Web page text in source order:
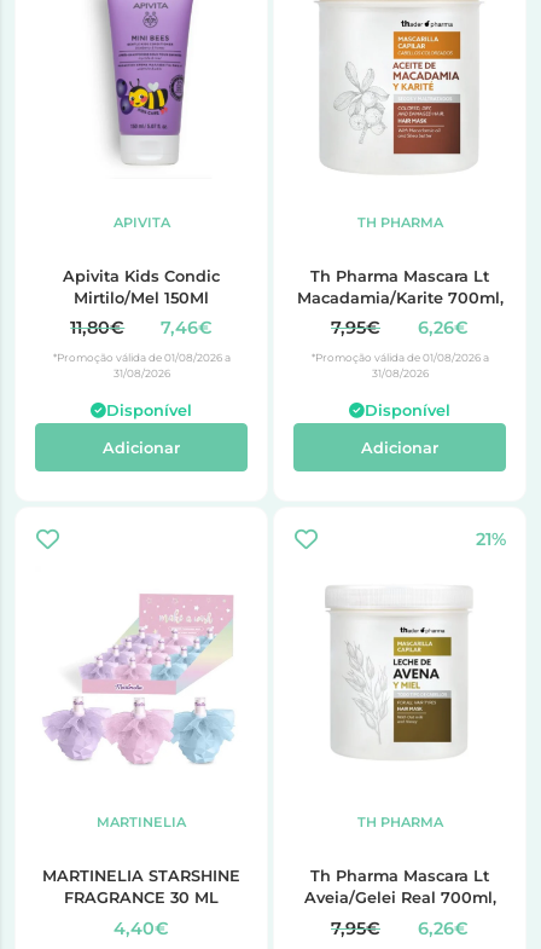
APIVITA
Apivita Kids Condic
Mirtilo/Mel 150Ml
11,80€ 7,46€
*Promoção válida de 01/08/2026 a
31/08/2026
Disponível
Adicionar
TH PHARMA
Th Pharma Mascara Lt
Macadamia/Karite 700ml,
7,95€ 6,26€
*Promoção válida de 01/08/2026 a
31/08/2026
Disponível
Adicionar
MARTINELIA
MARTINELIA STARSHINE
FRAGRANCE 30 ML
4,40€
21%
TH PHARMA
Th Pharma Mascara Lt
Aveia/Gelei Real 700ml,
7,95€ 6,26€